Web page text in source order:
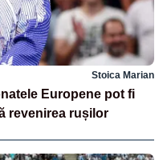
Stoica Marian
Europene pot fi
revenirea rușilor